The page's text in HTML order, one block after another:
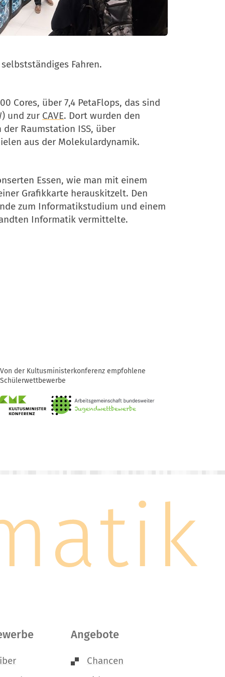
Fahren.
Cores, über 7,4 PetaFlops, das sind
und zur CAVE. Dort wurden den
Raumstation ISS, über
aus der Molekulardynamik.
Essen, wie man mit einem
Grafikkarte herauskitzelt. Den
zum Informatikstudium und einem
Informatik vermittelte.
Von der Kultusministerkonferenz empfohlene
Schülerwettbewerbe
Angebote
Chancen